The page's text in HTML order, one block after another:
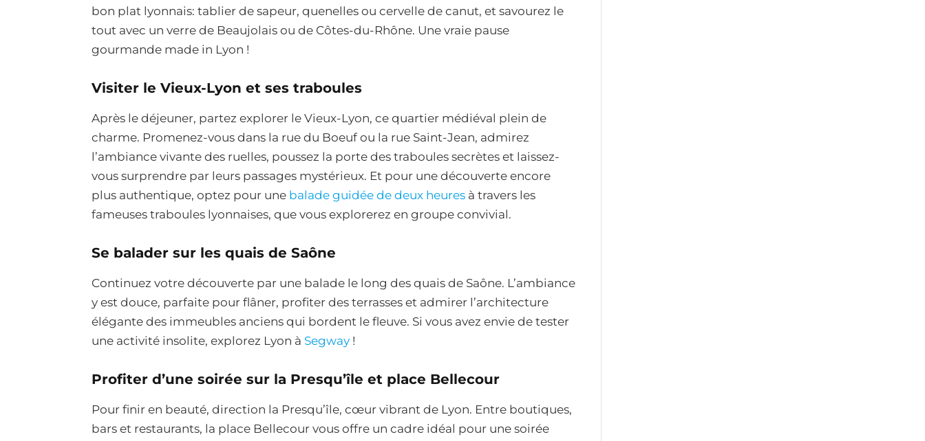
bon plat lyonnais: tablier de sapeur, quenelles ou cervelle de canut, et savourez le
tout avec un verre de Beaujolais ou de Côtes-du-Rhône. Une vraie pause
gourmande made in Lyon !
Visiter le Vieux-Lyon et ses traboules
Après le déjeuner, partez explorer le Vieux-Lyon, ce quartier médiéval plein de
charme. Promenez-vous dans la rue du Boeuf ou la rue Saint-Jean, admirez
l’ambiance vivante des ruelles, poussez la porte des traboules secrètes et laissez-
vous surprendre par leurs passages mystérieux. Et pour une découverte encore
plus authentique, optez pour une balade guidée de deux heures à travers les
fameuses traboules lyonnaises, que vous explorerez en groupe convivial.
Se balader sur les quais de Saône
Continuez votre découverte par une balade le long des quais de Saône. L’ambiance
y est douce, parfaite pour flâner, profiter des terrasses et admirer l’architecture
élégante des immeubles anciens qui bordent le fleuve. Si vous avez envie de tester
une activité insolite, explorez Lyon à Segway !
Profiter d’une soirée sur la Presqu’île et place Bellecour
Pour finir en beauté, direction la Presqu’île, cœur vibrant de Lyon. Entre boutiques,
bars et restaurants, la place Bellecour vous offre un cadre idéal pour une soirée